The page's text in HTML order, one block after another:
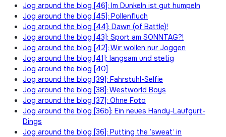
Jog around the blog [46]: Im Dunkeln ist gut humpeln
Jog around the blog [45]: Pollenfluch
Jog around the blog [44]: Dawn (of Battle)!
Jog around the blog [43]: Sport am SONNTAG?!
Jog around the blog [42]: Wir wollen nur Joggen
Jog around the blog [41]: langsam und stetig
Jog around the blog [40]
Jog around the blog [39]: Fahrstuhl-Selfie
Jog around the blog [38]: Westworld Boys
Jog around the blog [37]: Ohne Foto
Jog around the blog [36b]: Ein neues Handy-Laufgurt-
Dings
Jog around the blog [36]: Putting the ’sweat‘ in